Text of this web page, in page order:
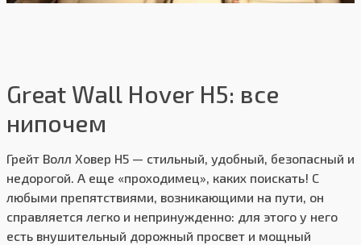
Great Wall Hover H5: все
нипочем
Грейт Волл Ховер Н5 — стильный, удобный, безопасный и
недорогой. А еще «проходимец», каких поискать! С
любыми препятствиями, возникающими на пути, он
справляется легко и непринужденно: для этого у него
есть внушительный дорожный просвет и мощный